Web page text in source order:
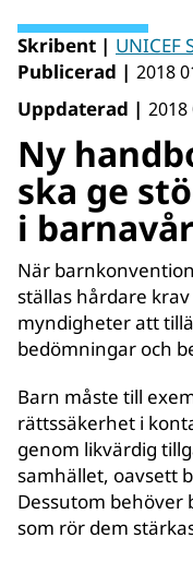
Skribent | UNICEF
Publicerad | 2018
Uppdaterad | 2018
Ny
ska ge
i
När
ställas hårdare
myndigheter att
bedömningar och
Barn måste till
rättssäkerhet i
genom likvärdig
samhället, oavsett
Dessutom
som rör dem